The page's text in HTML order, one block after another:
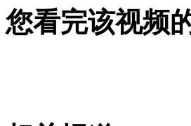
75岁祖母级健美小姐领衔高龄传
您看完该视频